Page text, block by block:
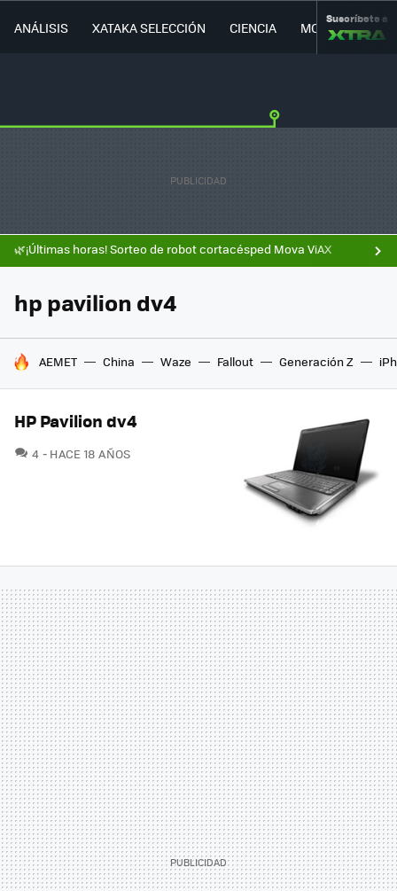
ANÁLISIS XATAKA SELECCIÓN CIENCIA MOVILIDAD
Suscríbete a
🌿¡Últimas horas! Sorteo de robot cortacésped Mova ViAX
hp pavilion dv4
HOY SE HABLA DE
AEMET China Waze Fallout Generación Z
HP Pavilion dv4
4 COMENTARIOS
HACE 18 AÑOS